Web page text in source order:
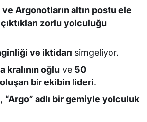
ve Argonotların altın postu ele
zorlu yolculuğu
ve iktidarı simgeliyor.
kralının oğlu ve 50
bir ekibin lideri.
“Argo” adlı bir gemiyle yolculuk